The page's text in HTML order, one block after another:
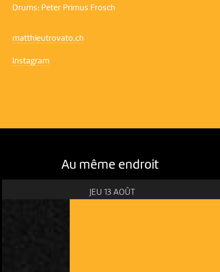
Drums: Peter Primus Frosch
matthieutrovato.ch
Instagram
Au même endroit
JEU 13 AOÛT